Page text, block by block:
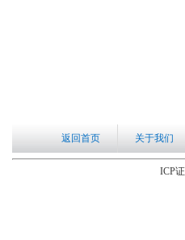
返回首页 关于我们
ICP